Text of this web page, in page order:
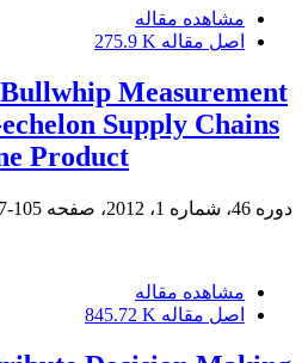
مشاهده مقاله
اصل مقاله 275.9 K
Measurement
Supply Chains
Product
دوره 46، شماره 1، 2012، صفحه 105-117
مشاهده مقاله
اصل مقاله 845.72 K